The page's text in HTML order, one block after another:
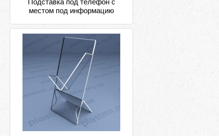
Подставка под телефон с
местом под информацию